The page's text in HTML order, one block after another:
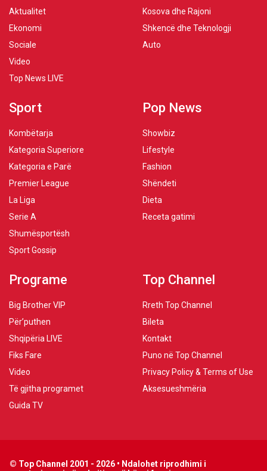
Aktualitet
Ekonomi
Sociale
Video
Top News LIVE
Kosova dhe Rajoni
Shkencë dhe Teknologji
Auto
Sport
Kombëtarja
Kategoria Superiore
Kategoria e Parë
Premier League
La Liga
Serie A
Shumësportësh
Sport Gossip
Pop News
Showbiz
Lifestyle
Fashion
Shëndeti
Dieta
Receta gatimi
Programe
Big Brother VIP
Për’puthen
Shqipëria LIVE
Fiks Fare
Video
Të gjitha programet
Guida TV
Top Channel
Rreth Top Channel
Bileta
Kontakt
Puno në Top Channel
Privacy Policy & Terms of Use
Aksesueshmëria
© Top Channel 2001 - 2026 • Ndalohet riprodhimi i